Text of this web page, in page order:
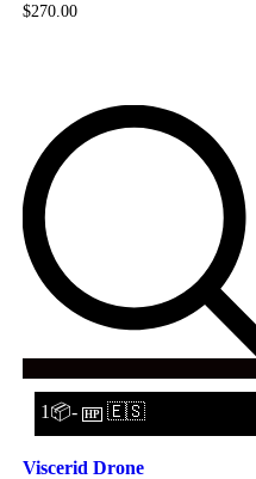
$270.00
1📦- HP 🇪🇸
Viscerid Drone